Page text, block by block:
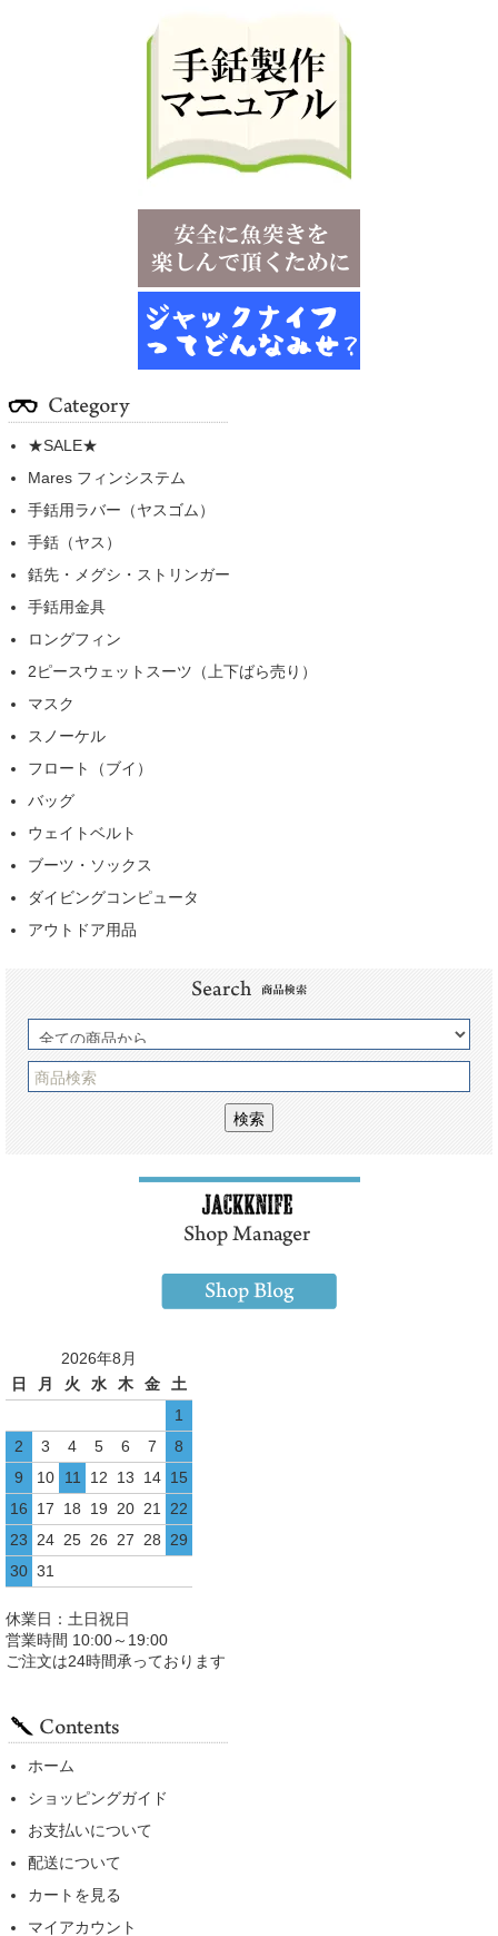
★SALE★
Mares フィンシステム
手銛用ラバー（ヤスゴム）
手銛（ヤス）
銛先・メグシ・ストリンガー
手銛用金具
ロングフィン
2ピースウェットスーツ（上下ばら売り）
マスク
スノーケル
フロート（ブイ）
バッグ
ウェイトベルト
ブーツ・ソックス
ダイビングコンピュータ
アウトドア用品
2026年8月
日
月 火 水 木 金
土
1
2
3 4 5 6 7
8
9
10 11 12 13 14 15
16
17 18 19 20 21 22
23 24 25 26 27 28 29
30 31
休業日：土日祝日
営業時間 10:00～19:00
ご注文は24時間承っております
ホーム
ショッピングガイド
お支払いについて
配送について
カートを見る
マイアカウント